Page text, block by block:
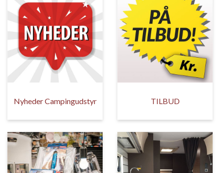
Nyheder Campingudstyr TILBUD